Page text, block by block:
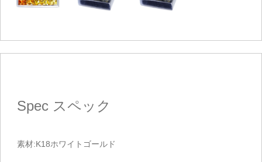
Spec スペック
素材:K18ホワイトゴールド